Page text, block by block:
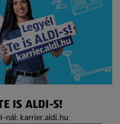
IS ALDI-S!
nál: karrier.aldi.hu